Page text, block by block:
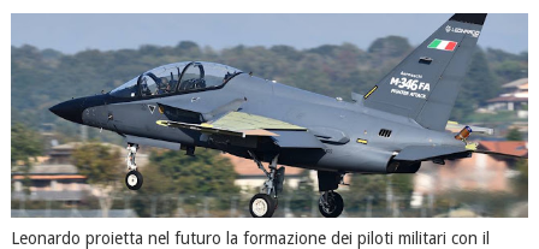
Leonardo proietta nel futuro la formazione dei piloti militari con il